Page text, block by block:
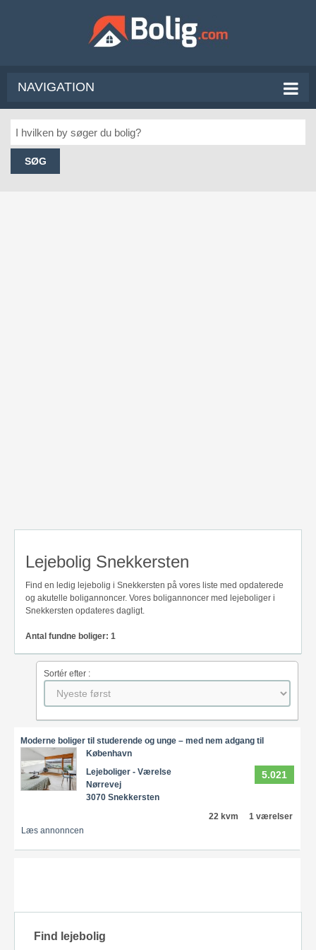
NAVIGATION
SØG
Lejebolig Snekkersten
Find en ledig lejebolig i Snekkersten på vores liste med opdaterede
og akutelle boligannoncer. Vores boligannoncer med lejeboliger i
Snekkersten opdateres dagligt.
Antal fundne boliger: 1
Sortér efter :
Moderne boliger til studerende og unge – med nem adgang til
København
5.021
Lejeboliger - Værelse
Nørrevej
3070 Snekkersten
22 kvm
1 værelser
Læs annonncen
Find lejebolig